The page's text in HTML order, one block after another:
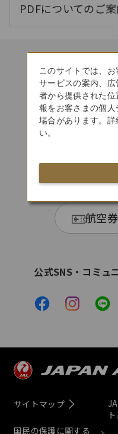
PDFについてのご
日本初
「
5スタ
航空
公式SNS・コミュ
サイトマップ
国民の保護に関する
このサイトでは、
サービスの案内、
者から提供された
報をお客さまの個
場合があります。詳
い。